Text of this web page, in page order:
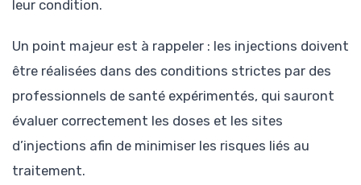
leur condition.
Un point majeur est à rappeler : les injections doivent
être réalisées dans des conditions strictes par des
professionnels de santé expérimentés, qui sauront
évaluer correctement les doses et les sites
d’injections afin de minimiser les risques liés au
traitement.